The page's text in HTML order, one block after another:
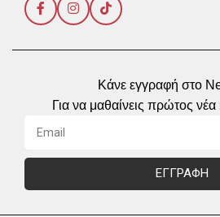
Κάνε εγγραφή στο
Για να μαθαίνεις πρώτος
ΕΓΓΡΑΦΗ